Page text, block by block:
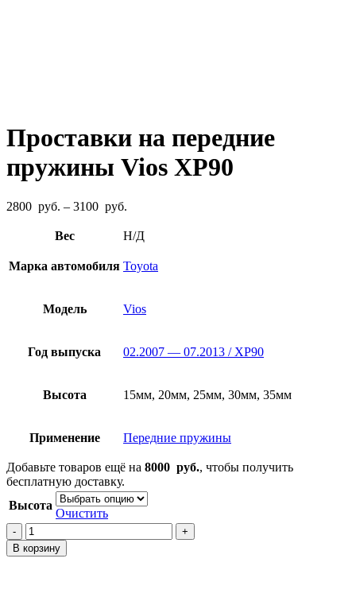
Проставки на передние
пружины Vios XP90
2800 руб. – 3100 руб.
2800
–
3100
Вес Н/Д
Марка автомобиля Toyota
Модель Vios
Год выпуска 02.2007 — 07.2013 / XP90
Высота 15мм, 20мм, 25мм, 30мм, 35мм
Применение Передние пружины
Добавьте товаров ещё на 8000 руб., чтобы получить
бесплатную доставку.
Высота
Очистить
Количество
товара
Проставки
В корзину